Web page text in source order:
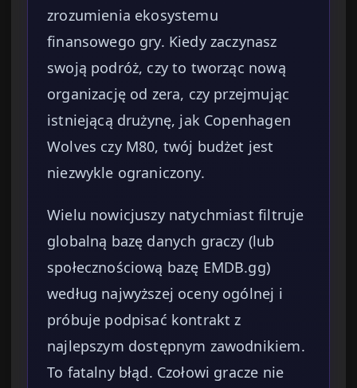
zrozumienia ekosystemu
finansowego gry. Kiedy zaczynasz
swoją podróż, czy to tworząc nową
organizację od zera, czy przejmując
istniejącą drużynę, jak Copenhagen
Wolves czy M80, twój budżet jest
niezwykle ograniczony.
Wielu nowicjuszy natychmiast filtruje
globalną bazę danych graczy (lub
społecznościową bazę EMDB.gg)
według najwyższej oceny ogólnej i
próbuje podpisać kontrakt z
najlepszym dostępnym zawodnikiem.
To fatalny błąd. Czołowi gracze nie